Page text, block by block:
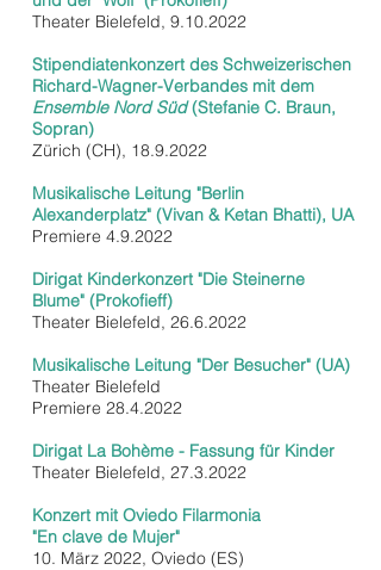
Theater Bielefeld, 9.10.2022
Stipendiatenkonzert des Schweizerischen
Richard-Wagner-Verbandes mit dem
Ensemble Nord Süd(Stefanie C. Braun,
Sopran)
Zürich (CH), 18.9.2022
Musikalische Leitung "Berlin
Alexanderplatz" (Vivan & Ketan Bhatti), UA
Premiere 4.9.2022
Dirigat Kinderkonzert "Die Steinerne
Blume" (Prokofieff)
Theater Bielefeld, 26.6.2022
Musikalische Leitung "Der Besucher" (UA)
Theater Bielefeld
Premiere 28.4.2022
Dirigat La Bohème - Fassung für Kinder
Theater Bielefeld, 27.3.2022
Konzert mit Oviedo Filarmonia
"En clave de Mujer"
10. März 2022, Oviedo (ES)